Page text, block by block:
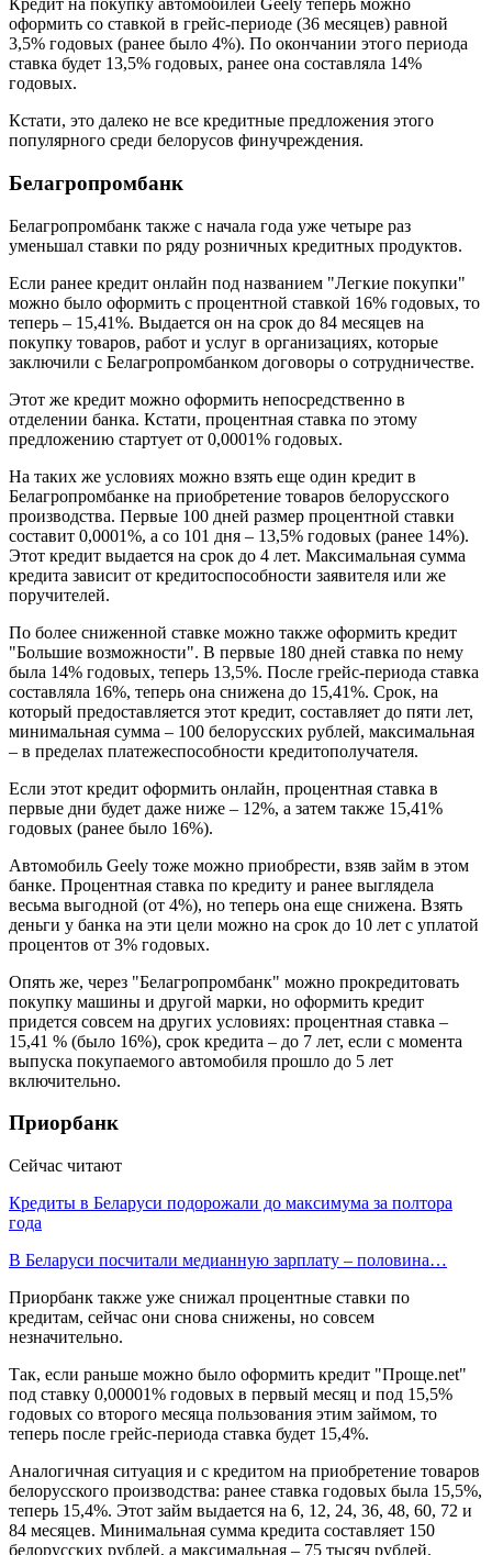
Кредит на покупку автомобилей Geely теперь можно
оформить со ставкой в грейс-периоде (36 месяцев) равной
3,5% годовых (ранее было 4%). По окончании этого периода
ставка будет 13,5% годовых, ранее она составляла 14%
годовых.
Кстати, это далеко не все кредитные предложения этого
популярного среди белорусов финучреждения.
Белагропромбанк
Белагропромбанк также с начала года уже четыре раз
уменьшал ставки по ряду розничных кредитных продуктов.
Если ранее кредит онлайн под названием "Легкие покупки"
можно было оформить с процентной ставкой 16% годовых, то
теперь – 15,41%. Выдается он на срок до 84 месяцев на
покупку товаров, работ и услуг в организациях, которые
заключили с Белагропромбанком договоры о сотрудничестве.
Этот же кредит можно оформить непосредственно в
отделении банка. Кстати, процентная ставка по этому
предложению стартует от 0,0001% годовых.
На таких же условиях можно взять еще один кредит в
Белагропромбанке на приобретение товаров белорусского
производства. Первые 100 дней размер процентной ставки
составит 0,0001%, а со 101 дня – 13,5% годовых (ранее 14%).
Этот кредит выдается на срок до 4 лет. Максимальная сумма
кредита зависит от кредитоспособности заявителя или же
поручителей.
По более сниженной ставке можно также оформить кредит
"Большие возможности". В первые 180 дней ставка по нему
была 14% годовых, теперь 13,5%. После грейс-периода ставка
составляла 16%, теперь она снижена до 15,41%. Срок, на
который предоставляется этот кредит, составляет до пяти лет,
минимальная сумма – 100 белорусских рублей, максимальная
– в пределах платежеспособности кредитополучателя.
Если этот кредит оформить онлайн, процентная ставка в
первые дни будет даже ниже – 12%, а затем также 15,41%
годовых (ранее было 16%).
Автомобиль Geely тоже можно приобрести, взяв займ в этом
банке. Процентная ставка по кредиту и ранее выглядела
весьма выгодной (от 4%), но теперь она еще снижена. Взять
деньги у банка на эти цели можно на срок до 10 лет с уплатой
процентов от 3% годовых.
Опять же, через "Белагропромбанк" можно прокредитовать
покупку машины и другой марки, но оформить кредит
придется совсем на других условиях: процентная ставка –
15,41 % (было 16%), срок кредита – до 7 лет, если с момента
выпуска покупаемого автомобиля прошло до 5 лет
включительно.
Приорбанк
Сейчас читают
Кредиты в Беларуси подорожали до максимума за полтора
года
В Беларуси посчитали медианную зарплату – половина…
Приорбанк также уже снижал процентные ставки по
кредитам, сейчас они снова снижены, но совсем
незначительно.
Так, если раньше можно было оформить кредит "Проще.net"
под ставку 0,00001% годовых в первый месяц и под 15,5%
годовых со второго месяца пользования этим займом, то
теперь после грейс-периода ставка будет 15,4%.
Аналогичная ситуация и с кредитом на приобретение товаров
белорусского производства: ранее ставка годовых была 15,5%,
теперь 15,4%. Этот займ выдается на 6, 12, 24, 36, 48, 60, 72 и
84 месяцев. Минимальная сумма кредита составляет 150
белорусских рублей, а максимальная – 75 тысяч рублей.